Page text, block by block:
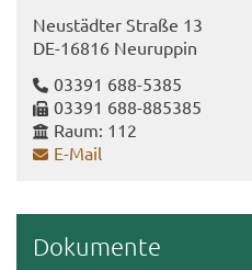
Neu­städ­ter Stra­ße 13
DE-​16816 Neu­rup­pin
03391 688-​5385
03391 688-​885385
Raum: 112
E-​Mail
Do­ku­men­te